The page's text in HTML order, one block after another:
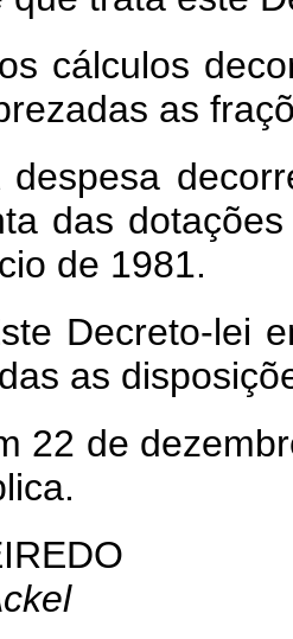
cálculos
as
das
de 1981.
Decreto-lei
as
22 de